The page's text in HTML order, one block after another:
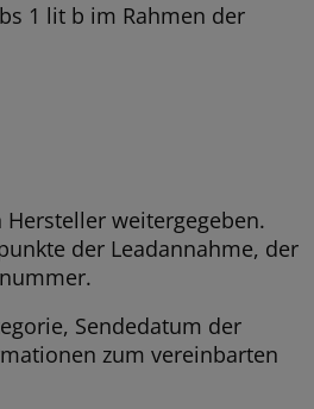
1 lit b im Rahmen der
weitergegeben.
der Leadannahme, der
Sendedatum der
zum vereinbarten